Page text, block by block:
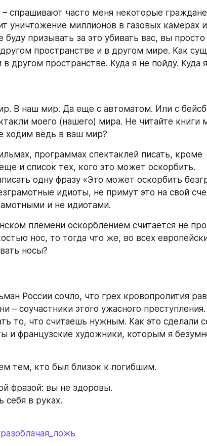
спрашивают часто меня некоторые
уничтожение миллионов в газовых камерах
буду призывать за это убивать вас, вы
пространстве и в другом мире. Как
другом пространстве. Куда я не пойду. Куда
В наш мир. Да еще с автоматом. Или с
моего (нашего) мира. Не читайте книги
ходим ведь в ваш мир?
программах спектаклей писать, кроме
и список тех, кого это может оскорбить.
одну фразу «Это может оскорбить
идиоты, не примут это на свой
и не идиотами.
племени оскорблением считается не
нос, то тогда что же, во всех
носы?
России сочло, что грех кровопролития
– соучастники этого ужасного
то, что считаешь нужным. Как это сделали
и французские художники, которым я
тем, кто был близок к погибшим.
фразой: вы не здоровы.
в руках.